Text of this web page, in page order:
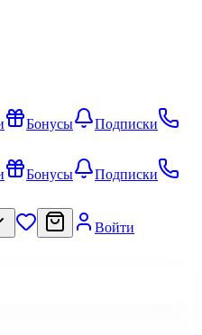
Бонусы
Подписки
Бонусы
Подписки
Войти